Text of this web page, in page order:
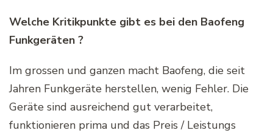
Welche Kritikpunkte gibt es bei den Baofeng
Funkgeräten ?
Im grossen und ganzen macht Baofeng, die seit
Jahren Funkgeräte herstellen, wenig Fehler. Die
Geräte sind ausreichend gut verarbeitet,
funktionieren prima und das Preis / Leistungs